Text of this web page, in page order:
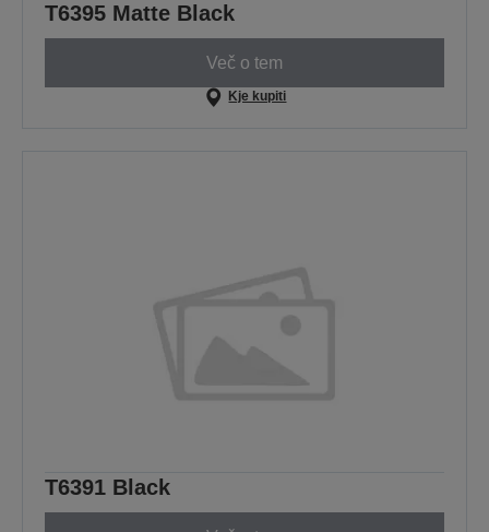
T6395 Matte Black
Več o tem
Kje kupiti
T6391 Black